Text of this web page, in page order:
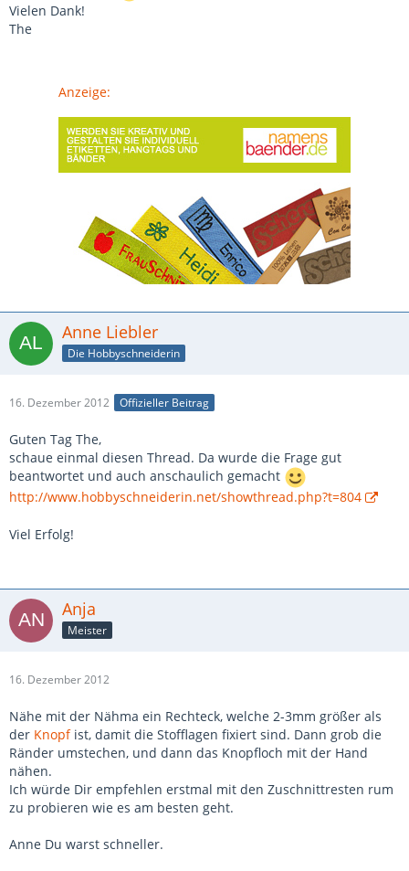
Vielen Dank!
The
Anzeige:
Anne Liebler
Die Hobbyschneiderin
16. Dezember 2012 Offizieller Beitrag
Guten Tag The,
schaue einmal diesen Thread. Da wurde die Frage gut
beantwortet und auch anschaulich gemacht
http://www.hobbyschneiderin.net/showthread.php?t=804
Viel Erfolg!
Anja
Meister
16. Dezember 2012
Nähe mit der Nähma ein Rechteck, welche 2-3mm größer als
der Knopfist, damit die Stofflagen fixiert sind. Dann grob die
Ränder umstechen, und dann das Knopfloch mit der Hand
nähen.
Ich würde Dir empfehlen erstmal mit den Zuschnittresten rum
zu probieren wie es am besten geht.
Anne Du warst schneller.